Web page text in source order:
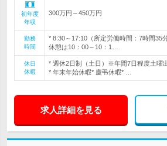
初年度
年収
300万円～450万円
勤務
時間
* 8:30～17:10（所定労働時間：7時間35
休憩は10：00～10：1…
休日
休暇
* 週休2日制（土日）※年間7日程度土曜
* 年末年始休暇* 慶弔休暇* …
求人詳細を見る